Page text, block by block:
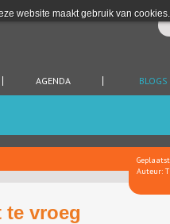
website maakt gebruik van cookies.
AGENDA BLOGS
Auteur:
te vroeg